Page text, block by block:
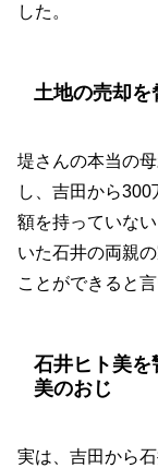
した。
土地の売却
堤さんの本当の
し、吉田から
額を持っていな
いた石井の両親
ことができると言
石井ヒト美を
美のおじ
実は、吉田から